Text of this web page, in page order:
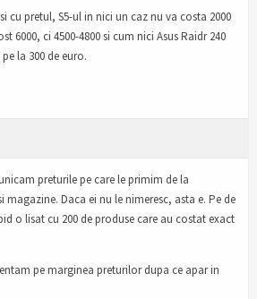
cu pretul, S5-ul in nici un caz nu va costa 2000
6000, ci 4500-4800 si cum nici Asus Raidr 240
la 300 de euro.
preturile pe care le primim de la
Daca ei nu le nimeresc, asta e. Pe de
o lisat cu 200 de produse care au costat exact
pe marginea preturilor dupa ce apar in